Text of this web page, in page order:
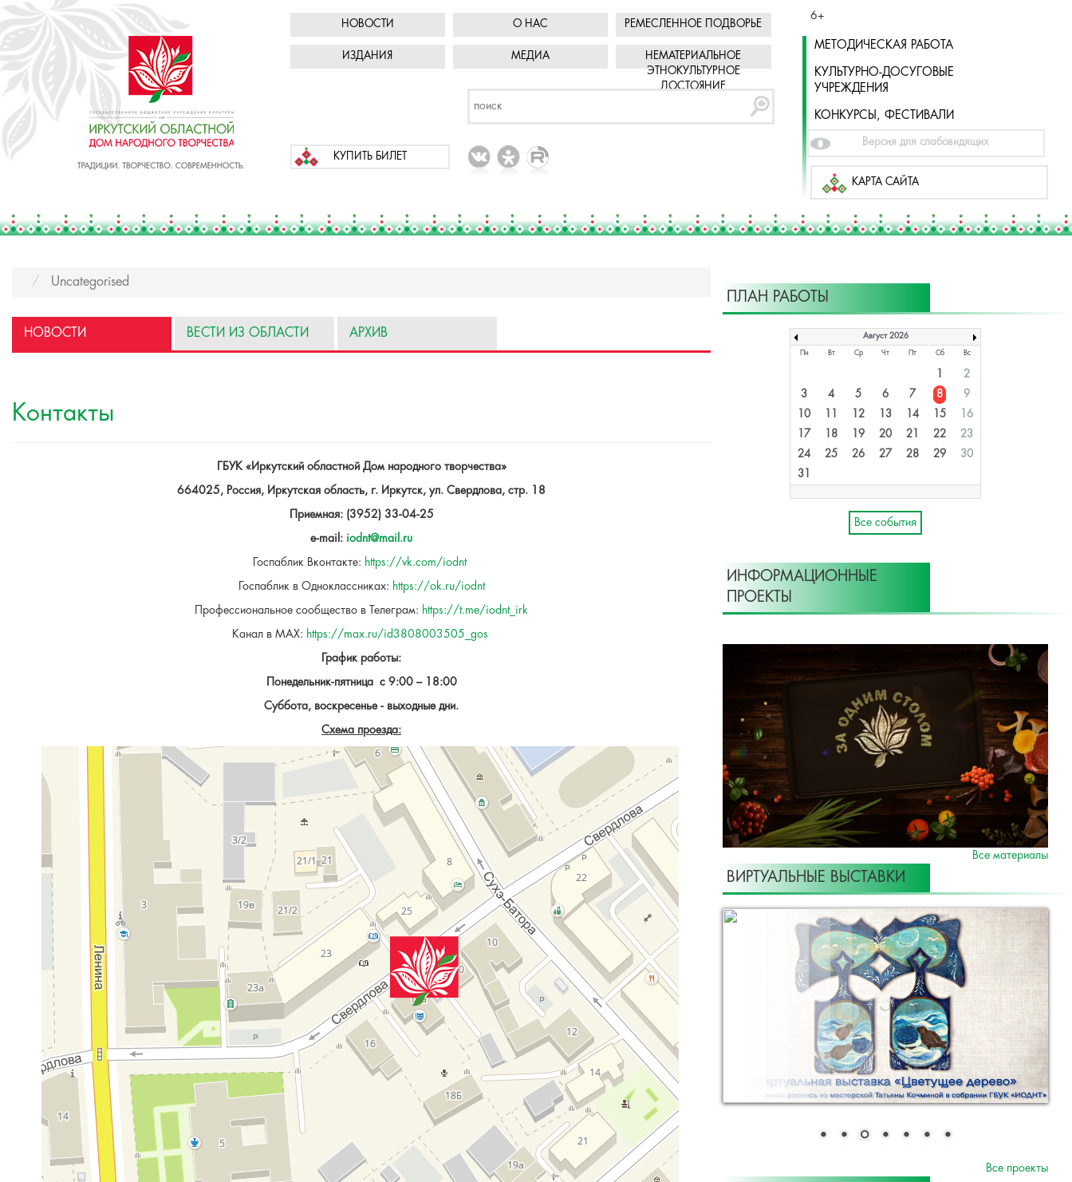
НОВОСТИ О НАС РЕМЕСЛЕННОЕ ПОДВОРЬЕ
ИЗДАНИЯ МЕДИА
НЕМАТЕРИАЛЬНОЕ
ЭТНОКУЛЬТУРНОЕ
ДОСТОЯНИЕ
КУПИТЬ БИЛЕТ
6+
МЕТОДИЧЕСКАЯ РАБОТА
КУЛЬТУРНО-ДОСУГОВЫЕ
УЧРЕЖДЕНИЯ
КОНКУРСЫ, ФЕСТИВАЛИ
Версия для слабовидящих
КАРТА САЙТА
Uncategorised
НОВОСТИ ВЕСТИ ИЗ ОБЛАСТИ АРХИВ
Контакты
ГБУК «Иркутский областной Дом народного творчества»
664025, Россия, Иркутская область, г. Иркутск, ул. Свердлова, стр. 18
Приемная: (3952) 33-04-25
e-mail : iodnt@mail.ru
Госпаблик Вконтакте: https://vk.com/iodnt
Госпаблик в Одноклассниках: https://ok.ru/iodnt
Профессиональное сообщество в Телеграм: https://t.me/iodnt_irk
Канал в МАХ: https://max.ru/id3808003505_gos
График работы:
Понедельник-пятница с 9:00 – 18:00
Суббота, воскресенье - выходные дни.
Схема проезда:
ПЛАН РАБОТЫ
Август 2026
Пн Вт Ср Чт Пт Сб Вс
1
2
3
4 5 6 7 8
9
10
11 12 13 14 15
16
17
18 19 20 21 22
23
24
25 26 27 28 29
30
31
Все события
ИНФОРМАЦИОННЫЕ
ПРОЕКТЫ
Все материалы
ВИРТУАЛЬНЫЕ ВЫСТАВКИ
Все проекты